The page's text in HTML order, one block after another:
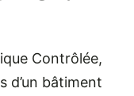
Contrôlée,
d’un bâtiment